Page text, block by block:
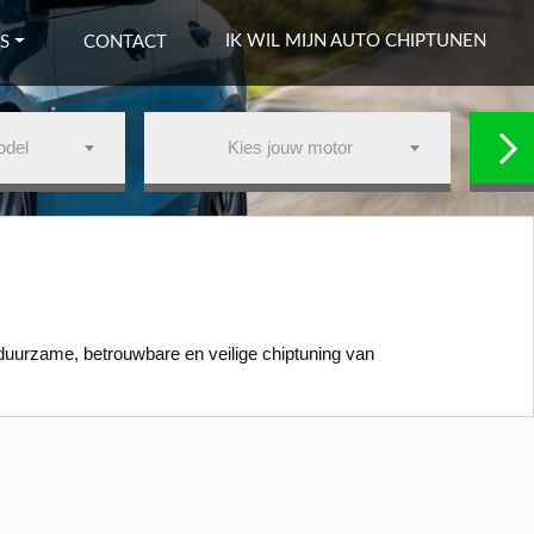
CONTACT IK WIL MIJN AUTO CHIPTUNEN
Kies jouw motor
betrouwbare en veilige chiptuning van